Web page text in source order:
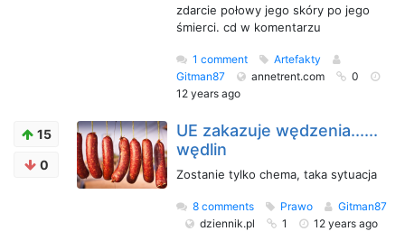
zdarcie połowy jego skóry po jego
śmierci. cd w komentarzu
1 comment
Artefakty
Gitman87
annetrent.com
0
12 years ago
15
0
UE zakazuje wędzenia......
wędlin
Zostanie tylko chema, taka sytuacja
8 comments Prawo
Gitman87
dziennik.pl
1 12 years ago